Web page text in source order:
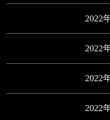
2022
2022
2022
2022